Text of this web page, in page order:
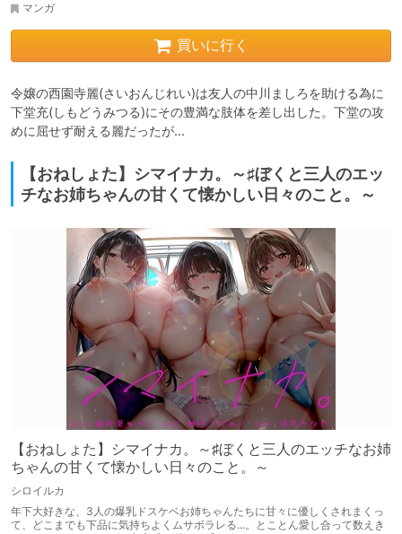
マンガ
買いに行く
令嬢の西園寺麗(さいおんじれい)は友人の中川ましろを助ける為に
下堂充(しもどうみつる)にその豊満な肢体を差し出した。下堂の攻
めに屈せず耐える麗だったが…
【おねしょた】シマイナカ。～♯ぼくと三人のエッ
チなお姉ちゃんの甘くて懐かしい日々のこと。～
【おねしょた】シマイナカ。～♯ぼくと三人のエッチなお姉
ちゃんの甘くて懐かしい日々のこと。～
シロイルカ
年下大好きな、3人の爆乳ドスケベお姉ちゃんたちに甘々に優しくされまくっ
て、どこまでも下品に気持ちよくムサボラレる...。とことん愛し合って数えき